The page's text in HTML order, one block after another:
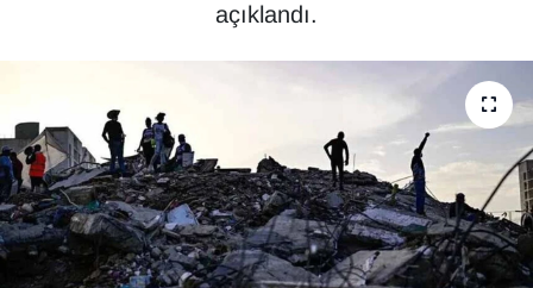
açıklandı.
Diğer
DÜNYA
EĞİTİM
Son Dakika Haberleri